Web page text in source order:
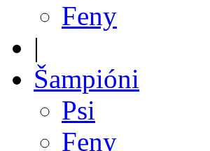
Feny
|
Šampióni
Psi
Feny